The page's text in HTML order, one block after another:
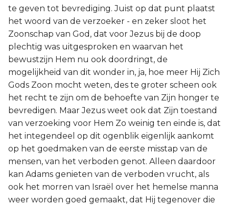
te geven tot bevrediging. Juist op dat punt plaatst
het woord van de verzoeker - en zeker sloot het
Zoonschap van God, dat voor Jezus bij de doop
plechtig was uitgesproken en waarvan het
bewustzijn Hem nu ook doordringt, de
mogelijkheid van dit wonder in, ja, hoe meer Hij Zich
Gods Zoon mocht weten, des te groter scheen ook
het recht te zijn om de behoefte van Zijn honger te
bevredigen. Maar Jezus weet ook dat Zijn toestand
van verzoeking voor Hem Zo weinig ten einde is, dat
het integendeel op dit ogenblik eigenlijk aankomt
op het goedmaken van de eerste misstap van de
mensen, van het verboden genot. Alleen daardoor
kan Adams genieten van de verboden vrucht, als
ook het morren van Israël over het hemelse manna
weer worden goed gemaakt, dat Hij tegenover die